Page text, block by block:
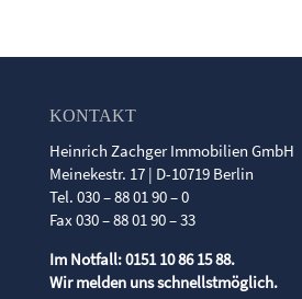
KONTAKT
Heinrich Zachger Immobilien GmbH
Meinekestr. 17 | D-10719 Berlin
Tel. 030 – 88 01 90 – 0
Fax 030 – 88 01 90 – 33
Im Notfall: 0151 10 86 15 88.
Wir melden uns schnellstmöglich.